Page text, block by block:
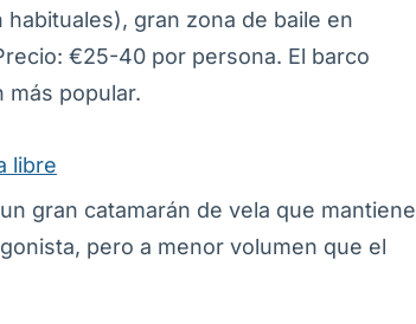
gran zona de baile en
€25-40 por persona. El barco
más popular.
libre
gran catamarán de vela que mantiene
pero a menor volumen que el